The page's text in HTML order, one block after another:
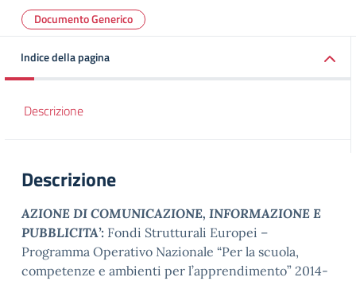
Documento Generico
Indice della pagina
Descrizione
Descrizione
AZIONE DI COMUNICAZIONE, INFORMAZIONE E
PUBBLICITA’: Fondi Strutturali Europei –
Programma Operativo Nazionale “Per la scuola,
competenze e ambienti per l’apprendimento” 2014-